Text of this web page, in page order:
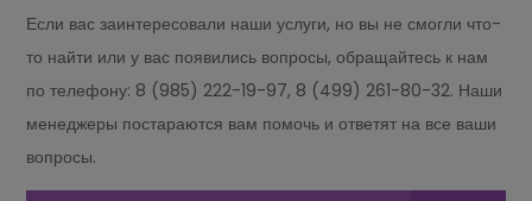
Если вас заинтересовали наши услуги, но вы не смогли что-
то найти или у вас появились вопросы, обращайтесь к нам
по телефону: 8 (985) 222-19-97, 8 (499) 261-80-32. Наши
менеджеры постараются вам помочь и ответят на все ваши
вопросы.